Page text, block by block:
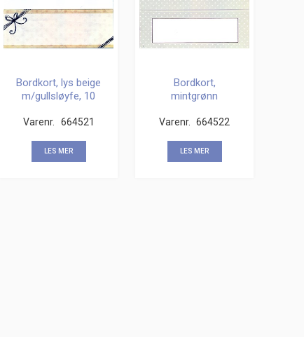
Bordkort, lys beige
m/gullsløyfe, 10
Varenr. 664521
LES MER
Bordkort,
mintgrønn
Varenr. 664522
LES MER